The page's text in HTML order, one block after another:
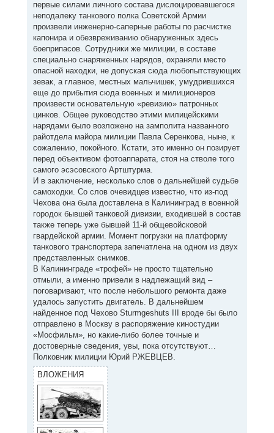
первые силами личного состава дислоцировавшегося
неподалеку танкового полка Советской Армии
произвели инженерно-саперные работы по расчистке
капонира и обезвреживанию обнаруженных здесь
боеприпасов. Сотрудники же милиции, в составе
специально снаряженных нарядов, охраняли место
опасной находки, не допуская сюда любопытствующих
зевак, а главное, местных мальчишек, умудрившихся
еще до прибытия сюда военных и милиционеров
произвести основательную «ревизию» патронных
цинков. Общее руководство этими милицейскими
нарядами было возложено на замполита названного
райотдела майора милиции Павла Серенкова, ныне, к
сожалению, покойного. Кстати, это именно он позирует
перед объективом фотоаппарата, стоя на стволе того
самого эсэсовского Артштурма.
И в заключение, несколько слов о дальнейшей судьбе
самоходки. Со слов очевидцев известно, что из-под
Чехова она была доставлена в Калининград в военной
городок бывшей танковой дивизии, входившей в состав
также теперь уже бывшей 11-й общевойсковой
гвардейской армии. Момент погрузки на платформу
танкового транспортера запечатлена на одном из двух
представленных снимков.
В Калининграде «трофей» не просто тщательно
отмыли, а именно привели в надлежащий вид –
поговаривают, что после небольшого ремонта даже
удалось запустить двигатель. В дальнейшем
найденное под Чехово Sturmgeshuts III вроде бы было
отправлено в Москву в распоряжение киностудии
«Мосфильм», но какие-либо более точные и
достоверные сведения, увы, пока отсутствуют…
Полковник милиции Юрий РЖЕВЦЕВ.
ВЛОЖЕНИЯ